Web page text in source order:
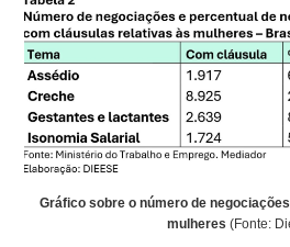
Gráfico sobre o número de
mulheres (Fonte: